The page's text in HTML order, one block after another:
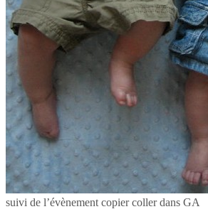
suivi de l’évènement copier coller dans GA